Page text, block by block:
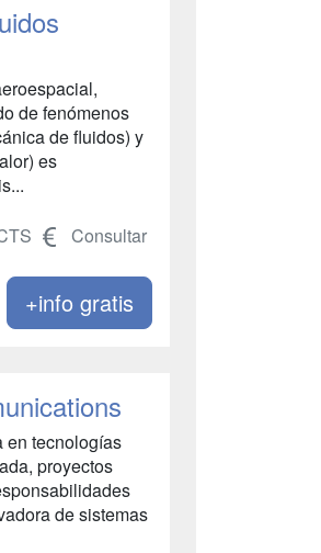
de fenómenos
de fluidos) y
es
Consultar
+info gratis
en tecnologías
proyectos
de sistemas